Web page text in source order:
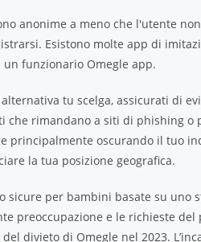
anonime a meno che l'utente
Esistono molte app di
un funzionario Omegle app.
tu scelga, assicurati di
che rimandano a siti di phishing o
principalmente oscurando il tuo
la tua posizione geografica.
sicure per bambini basate su
preoccupazione e le richieste
divieto di Omegle nel 2023.